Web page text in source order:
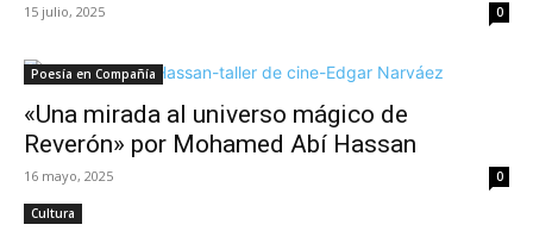
15 julio, 2025 0
Poesía en Compañía
«Una mirada al universo mágico de
Reverón» por Mohamed Abí Hassan
16 mayo, 2025 0
Cultura